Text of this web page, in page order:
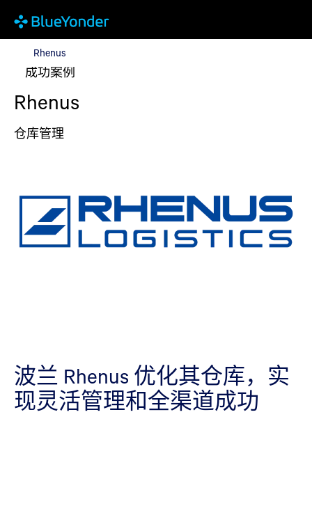
RhenusRhenus
成功案例
Rhenus
仓库管理
波兰 Rhenus 优化其仓库，实
现灵活管理和全渠道成功